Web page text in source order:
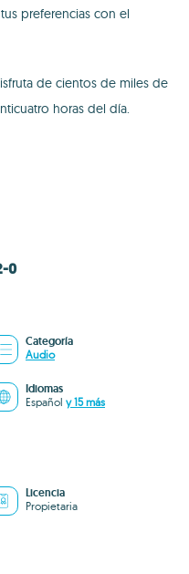
preferencias con el
de cientos de miles de
horas del día.
0
Categoría
Audio
Idiomas
Español y 15 más
Licencia
Propietaria